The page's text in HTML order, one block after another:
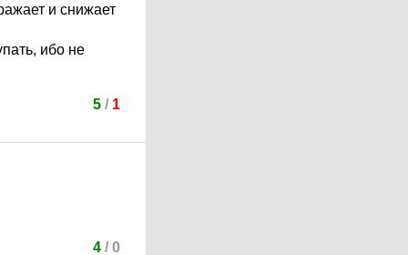
и снижает
ибо не
5/ 1
4/ 0